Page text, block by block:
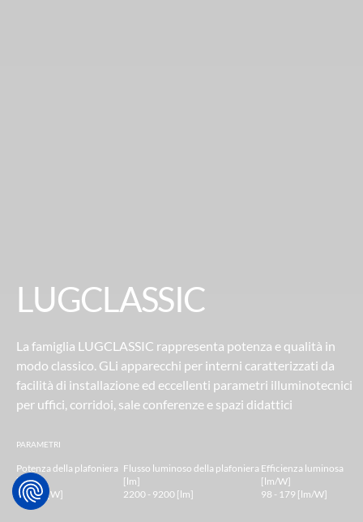
LUGCLASSIC
La famiglia LUGCLASSIC rappresenta potenza e qualità in
modo classico. GLi apparecchi per interni caratterizzati da
facilità di installazione ed eccellenti parametri illuminotecnici
per uffici, corridoi, sale conferenze e spazi didattici
PARAMETRI
Potenza della plafoniera
[W]
19 - 82 [W]
Flusso luminoso della plafoniera
[lm]
2200 - 9200 [lm]
Efficienza luminosa
[lm/W]
98 - 179 [lm/W]